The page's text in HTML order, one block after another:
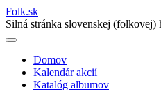
Folk.sk
Silná stránka slovenskej (folkovej)
Main
navigation
Domov
Kalendár akcií
Katalóg albumov